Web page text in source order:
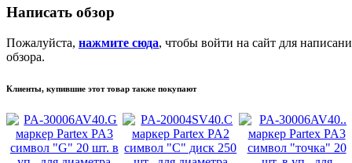
Написать обзор
Пожалуйста, нажмите сюда, чтобы войти на сайт для
обзора.
Клиенты, купившие этот товар также покупают